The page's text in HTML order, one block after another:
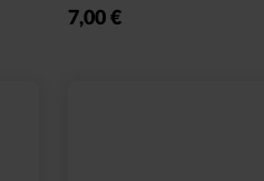
7,00 €